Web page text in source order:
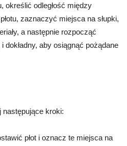
określić odległość między
zaznaczyć miejsca na słupki,
a następnie rozpocząć
dokładny, aby osiągnąć pożądane
następujące kroki:
płot i oznacz te miejsca na